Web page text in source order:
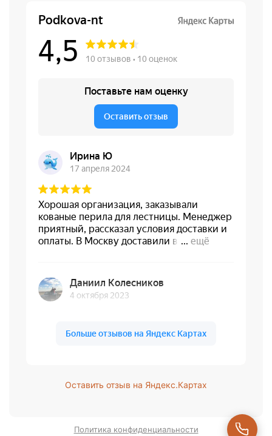
Оставить отзыв на Яндекс.Картах
Политика конфиденциальности